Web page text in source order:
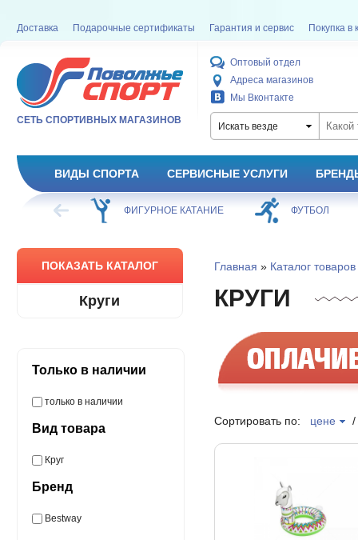
Доставка Подарочные сертификаты Гарантия и сервис Покупка в
СЕТЬ СПОРТИВНЫХ МАГАЗИНОВ
Оптовый отдел
Адреса магазинов
Мы Вконтакте
Искать везде
ВИДЫ СПОРТА СЕРВИСНЫЕ УСЛУГИ
ХОККЕЙ ФИГУРНОЕ КАТАНИЕ ФУТБОЛ
ПОКАЗАТЬ КАТАЛОГ
Круги
Только в наличии
только в наличии
Вид товара
Круг
Бренд
Bestway
Главная » Каталог товаров
КРУГИ
Сортировать по: цене